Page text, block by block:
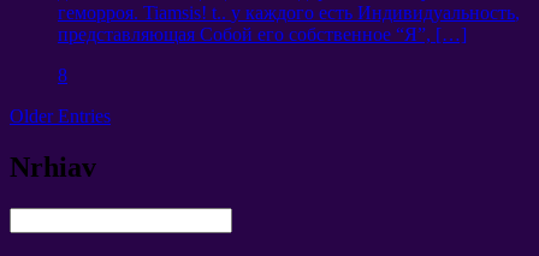
геморроя. Tiamsis! t.. у каждого есть Индивидуальность,
представляющая Собой его собственное “Я”, […]
8
Older Entries
Nrhiav